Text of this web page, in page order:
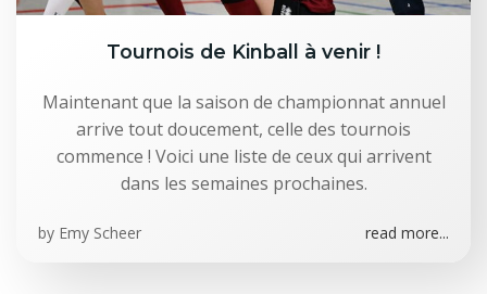
Tournois de Kinball à venir !
Maintenant que la saison de championnat annuel
arrive tout doucement, celle des tournois
commence ! Voici une liste de ceux qui arrivent
dans les semaines prochaines.
by Emy Scheer read more...